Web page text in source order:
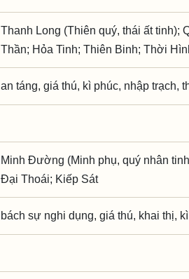
Thanh Long (Thiên quý, thái ất
Thần; Hỏa Tinh; Thiên Binh; Thời
an táng, giá thú, kì phúc, nhập trạch,
Minh Đường (Minh phụ, quý nhân
Đại Thoái; Kiếp Sát
bách sự nghi dụng, giá thú, khai thị,